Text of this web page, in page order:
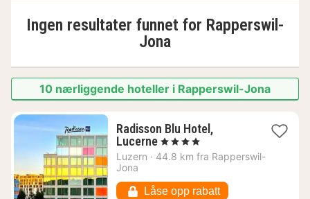
Ingen resultater funnet for Rapperswil-
Jona
10 nærliggende hoteller i Rapperswil-Jona
Radisson Blu Hotel,
Lucerne1
natt
kr.
, 4 Stjerner
Luzern · 44.8 km fra Rapperswil-
Jona
Låse opp rabatt